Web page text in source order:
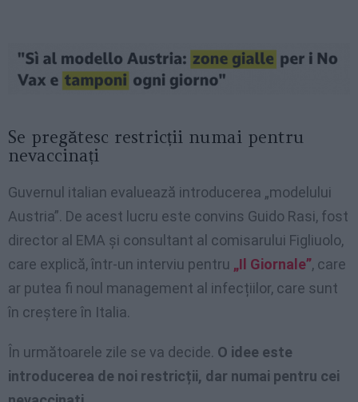
Se pregătesc restricții numai pentru
nevaccinați
Guvernul italian evaluează introducerea „modelului
Austria”. De acest lucru este convins Guido Rasi, fost
director al EMA și consultant al comisarului Figliuolo,
care explică, într-un interviu pentru „Il Giornale”, care
ar putea fi noul management al infecțiilor, care sunt
în creștere în Italia.
În următoarele zile se va decide. O idee este
introducerea de noi restricții, dar numai pentru cei